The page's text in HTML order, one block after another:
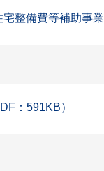
整備費等補助事業
：591KB）